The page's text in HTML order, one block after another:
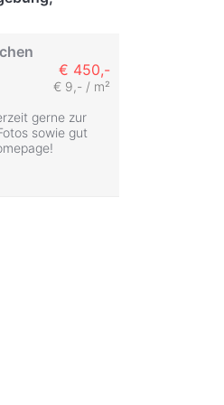
€ 450,-
€ 9,- / m²
gerne zur
sowie gut